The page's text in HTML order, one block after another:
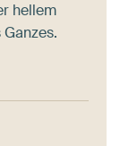
hellem